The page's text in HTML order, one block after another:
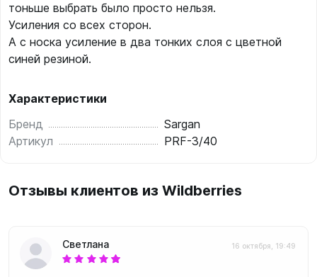
тоньше выбрать было просто нельзя.
Усиления со всех сторон.
А с носка усиление в два тонких слоя с цветной
синей резиной.
Характеристики
Бренд
Sargan
Артикул
PRF-3/40
Отзывы клиентов из Wildberries
Светлана 16 октября, 19:49